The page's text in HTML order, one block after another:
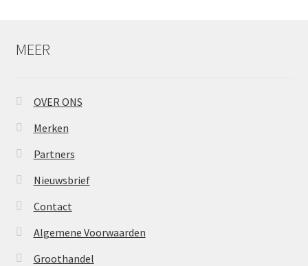
MEER
OVER ONS
Merken
Partners
Nieuwsbrief
Contact
Algemene Voorwaarden
Groothandel